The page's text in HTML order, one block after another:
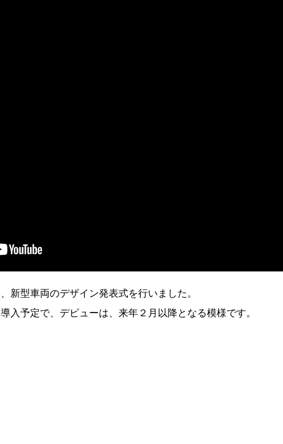
新型車両のデザイン発表式を行いました。
入予定で、デビューは、来年２月以降となる模様です。